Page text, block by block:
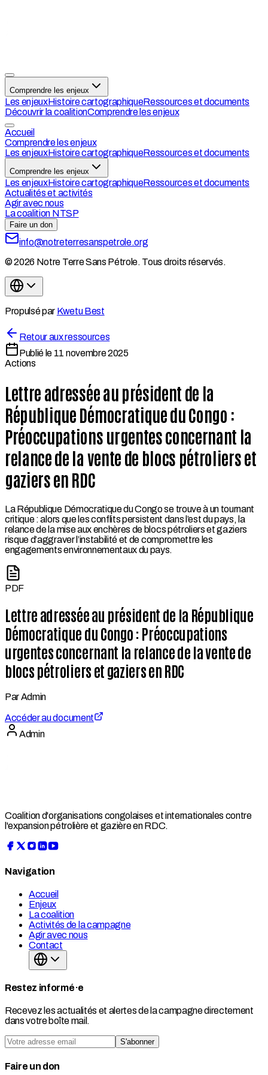
Comprendre les enjeux
Les enjeuxHistoire cartographiqueRessources et documents
Découvrir la coalitionComprendre les enjeux
Accueil
Comprendre les enjeux
Les enjeuxHistoire cartographiqueRessources et documents
Comprendre les enjeux
Les enjeuxHistoire cartographiqueRessources et documents
Actualités et activités
Agir avec nous
La coalition NTSP
Faire un don
info@notreterresanspetrole.org
© 2026 Notre Terre Sans Pétrole. Tous droits réservés.
Propulsé par Kwetu Best
Retour aux ressources
Publié le 11 novembre 2025
Actions
Lettre adressée au président de la
République Démocratique du Congo :
Préoccupations urgentes concernant la
relance de la vente de blocs pétroliers et
gaziers en RDC
La République Démocratique du Congo se trouve à un tournant
critique : alors que les conflits persistent dans l’est du pays, la
relance de la mise aux enchères de blocs pétroliers et gaziers
risque d’aggraver l’instabilité et de compromettre les
engagements environnementaux du pays.
PDF
Lettre adressée au président de la République
Démocratique du Congo : Préoccupations
urgentes concernant la relance de la vente de
blocs pétroliers et gaziers en RDC
ParAdmin
Accéder au document
Admin
Coalition d'organisations congolaises et internationales contre
l'expansion pétrolière et gazière en RDC.
Navigation
Accueil
Enjeux
La coalition
Activités de la campagne
Agir avec nous
Contact
Restez informé·e
Recevez les actualités et alertes de la campagne directement
dans votre boîte mail.
S'abonner
Faire un don